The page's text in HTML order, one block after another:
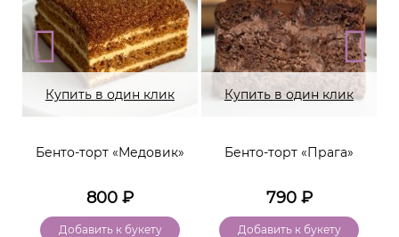
Купить в один клик
Бенто-торт «Медовик»
800 ₽
Добавить к букету
Купить в один клик
Бенто-торт «Прага»
790₽
Добавить к букету